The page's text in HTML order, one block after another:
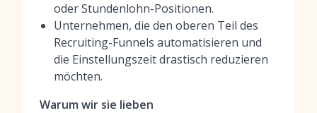
oder Stundenlohn-Positionen.
Unternehmen, die den oberen Teil des
Recruiting-Funnels automatisieren und
die Einstellungszeit drastisch reduzieren
möchten.
Warum wir sie lieben